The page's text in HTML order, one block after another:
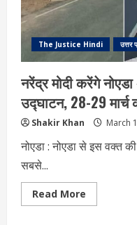
निशाना
The Justice Hindi उत्तर
नरेंद्र मोदी करेंगे
उद्घाटन, 28-29 मार्च
Shakir Khan March
नोएडा : नोएडा से इस वक्त
सबसे...
Read More
more